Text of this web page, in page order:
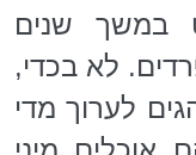
במשך שנים
לא בכדי,
לערוך מדי